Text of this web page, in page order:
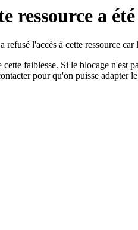
ressource a
l'accès à cette ressource
faiblesse. Si le blocage n'est
pour qu'on puisse adapter